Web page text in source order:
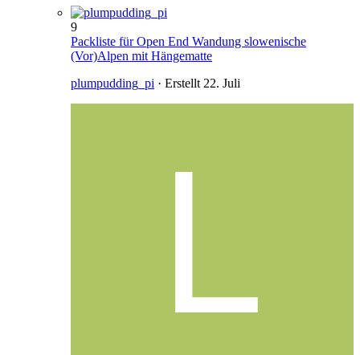
9
Packliste für Open End Wandung slowenische
(Vor)Alpen mit Hängematte
plumpudding_pi · Erstellt 22. Juli